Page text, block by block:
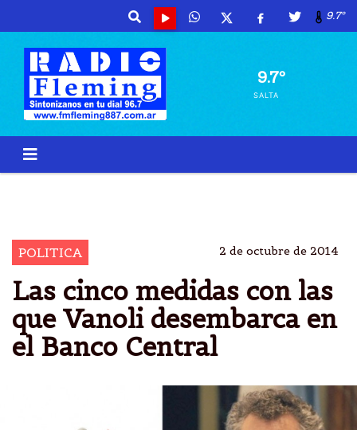
9.7º
9.7º
SALTA
POLITICA 2 de octubre de 2014
Las cinco medidas con las
que Vanoli desembarca en
el Banco Central